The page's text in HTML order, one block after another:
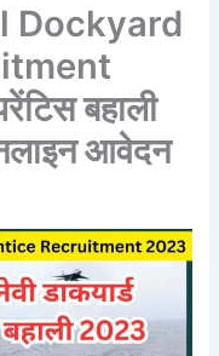
Dockyard
बहाली
आवेदन